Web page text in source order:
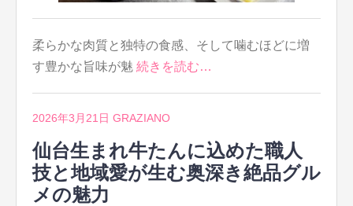
柔らかな肉質と独特の食感、そして噛むほどに増
す豊かな旨味が魅 続きを読む…
2026年3月21日 GRAZIANO
仙台生まれ牛たんに込めた職人
技と地域愛が生む奥深き絶品グル
メの魅力